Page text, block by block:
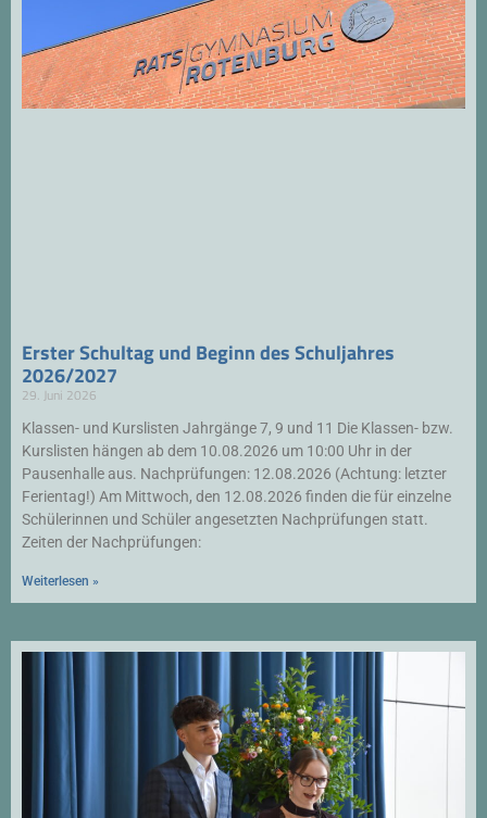
Erster Schultag und Beginn des Schuljahres
2026/2027
29. Juni 2026
Klassen- und Kurslisten Jahrgänge 7, 9 und 11 Die Klassen- bzw.
Kurslisten hängen ab dem 10.08.2026 um 10:00 Uhr in der
Pausenhalle aus. Nachprüfungen: 12.08.2026 (Achtung: letzter
Ferientag!) Am Mittwoch, den 12.08.2026 finden die für einzelne
Schülerinnen und Schüler angesetzten Nachprüfungen statt.
Zeiten der Nachprüfungen:
Weiterlesen »